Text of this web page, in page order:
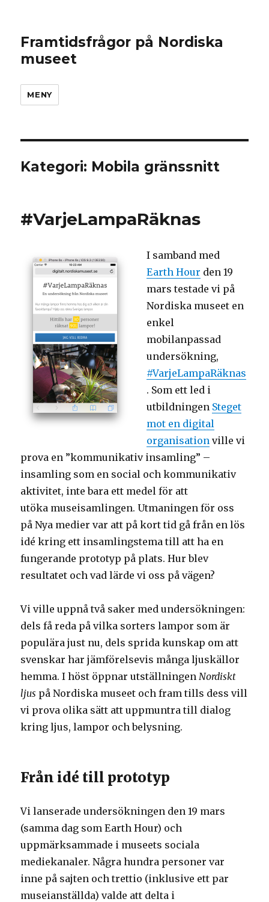
Framtidsfrågor på Nordiska
museet
MENY
Kategori: Mobila gränssnitt
#VarjeLampaRäknas
I samband med
Earth Hour den 19
mars testade vi på
Nordiska museet en
enkel
mobilanpassad
undersökning,
#VarjeLampaRäknas
. Som ett led i
utbildningen Steget
mot en digital
organisation ville vi
prova en ”kommunikativ insamling” –
insamling som en social och kommunikativ
aktivitet, inte bara ett medel för att
utöka museisamlingen. Utmaningen för oss
på Nya medier var att på kort tid gå från en lös
idé kring ett insamlingstema till att ha en
fungerande prototyp på plats. Hur blev
resultatet och vad lärde vi oss på vägen?
Vi ville uppnå två saker med undersökningen:
dels få reda på vilka sorters lampor som är
populära just nu, dels sprida kunskap om att
svenskar har jämförelsevis många ljuskällor
hemma. I höst öppnar utställningenNordiskt
ljus på Nordiska museet och fram tills dess vill
vi prova olika sätt att uppmuntra till dialog
kring ljus, lampor och belysning.
Från idé till prototyp
Vi lanserade undersökningen den 19 mars
(samma dag som Earth Hour) och
uppmärksammade i museets sociala
mediekanaler. Några hundra personer var
inne på sajten och trettio (inklusive ett par
museianställda) valde att delta i